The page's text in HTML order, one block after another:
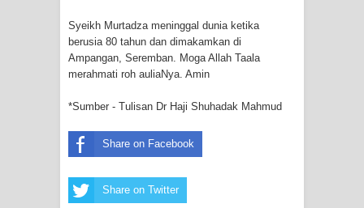
Syeikh Murtadza meninggal dunia ketika
berusia 80 tahun dan dimakamkan di
Ampangan, Seremban. Moga Allah Taala
merahmati roh auliaNya. Amin
*Sumber - Tulisan Dr Haji Shuhadak Mahmud
Share on Facebook
Share on Twitter